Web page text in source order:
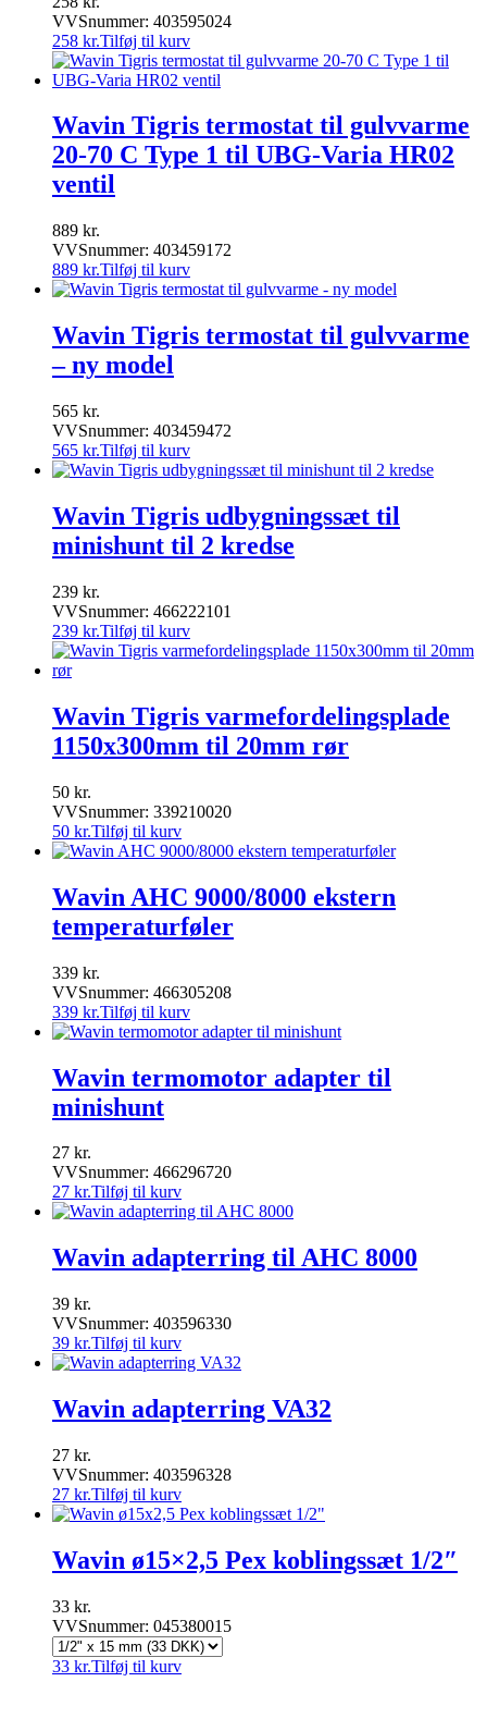
VVSnummer: 403595024
258 kr.Tilføj til kurv
Wavin Tigris termostat til gulvvarme
20-70 C Type 1 til UBG-Varia HR02
ventil
889 kr.
VVSnummer: 403459172
889 kr.Tilføj til kurv
Wavin Tigris termostat til gulvvarme
– ny model
565 kr.
VVSnummer: 403459472
565 kr.Tilføj til kurv
Wavin Tigris udbygningssæt til
minishunt til 2 kredse
239 kr.
VVSnummer: 466222101
239 kr.Tilføj til kurv
Wavin Tigris varmefordelingsplade
1150x300mm til 20mm rør
50 kr.
VVSnummer: 339210020
50 kr.Tilføj til kurv
Wavin AHC 9000/8000 ekstern
temperaturføler
339 kr.
VVSnummer: 466305208
339 kr.Tilføj til kurv
Wavin termomotor adapter til
minishunt
27 kr.
VVSnummer: 466296720
27 kr.Tilføj til kurv
Wavin adapterring til AHC 8000
39 kr.
VVSnummer: 403596330
39 kr.Tilføj til kurv
Wavin adapterring VA32
27 kr.
VVSnummer: 403596328
27 kr.Tilføj til kurv
Wavin ø15×2,5 Pex koblingssæt 1/2″
33 kr.
VVSnummer: 045380015
33 kr.Tilføj til kurv